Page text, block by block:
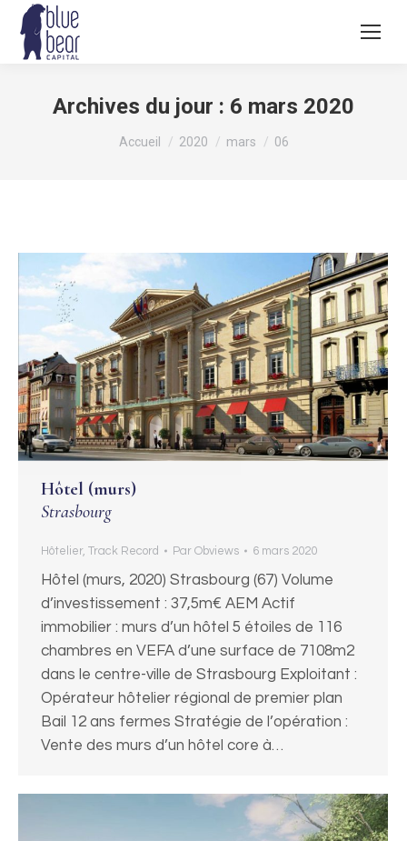
Archives du jour : 6 mars 2020
Vous êtes ici :
Accueil 2020 mars 06
Hôtel (murs)
Strasbourg
Hôtelier, Track Record Par Obviews 6 mars 2020
Hôtel (murs, 2020) Strasbourg (67) Volume
d’investissement : 37,5m€ AEM Actif
immobilier : murs d’un hôtel 5 étoiles de 116
chambres en VEFA d’une surface de 7108m2
dans le centre-ville de Strasbourg Exploitant :
Opérateur hôtelier régional de premier plan
Bail 12 ans fermes Stratégie de l’opération :
Vente des murs d’un hôtel core à…